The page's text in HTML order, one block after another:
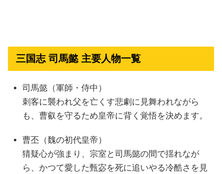
三国志 司馬懿 主要人物一覧
司馬懿（軍師・侍中）
刺客に襲われ父を亡くす悲劇に見舞われながら
も、曹叡を守るため皇帝に背く覚悟を決めます。
曹丕（魏の初代皇帝）
猜疑心が強まり、宗室と司馬懿の間で揺れなが
ら、かつて愛した甄宓を死に追いやる冷酷さを見